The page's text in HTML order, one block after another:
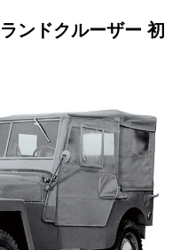
ンドクルーザー 初